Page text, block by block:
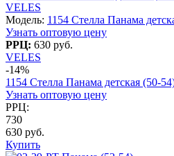
VELES
Модель: 1154 Стелла Панама
Узнать оптовую цену
РРЦ: 630 руб.
VELES
-14%
1154 Стелла Панама детская (50-
Узнать оптовую цену
РРЦ:
730
630 руб.
Купить